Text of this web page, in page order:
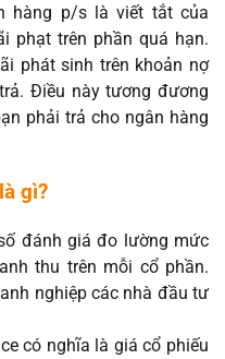
hàng p/s là viết tắt của
phạt trên phần quá hạn.
phát sinh trên khoản nợ
Điều này tương đương
phải trả cho ngân hàng
gì?
đánh giá đo lường mức
thu trên mỗi cổ phần.
nghiệp các nhà đầu tư
có nghĩa là giá cổ phiếu